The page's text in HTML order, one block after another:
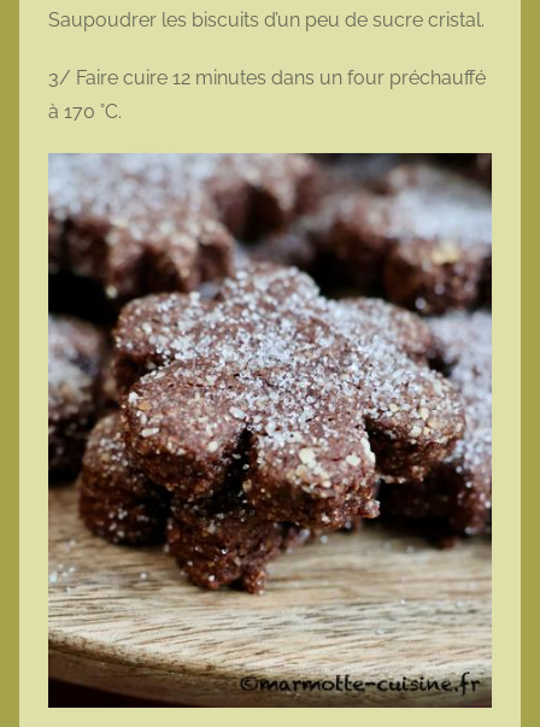
Saupoudrer les biscuits d’un peu de sucre cristal.
3/ Faire cuire 12 minutes dans un four préchauffé
à 170 °C.